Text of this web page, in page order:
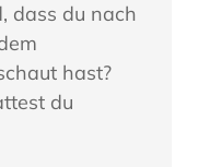
dass du nach
hast?
du